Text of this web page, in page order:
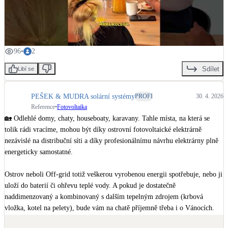
💛 Jsme PEŠEK & MUDRA. Vaše cesta k energetické svobodě.
Tým nadšenců do fotovoltaiky a energetiky. Postavíme vám hybridní
fotovoltaický systém, abyste ušetřili na energiích a byli co nejvíce
soběstační.
Vyrábějte s námi vlastní elektřinu s nejlepšími technologiemi na trhu. Naše
řešení na klíč získáte rychle, profesionálně a včetně vyřízení státní podpory.
#pesekmudra #pesekmudrafve #menice #victronenergy
#victronenergyinverter #multiplus #multiplusii #solarnienergie
#solarenergy #solarnisystemy #fotovoltaika #fotovoltaicsystem
#fotovoltaickaelektrarna
#nzulight #stridac #chytrerizeni #regulator #plc Unipi Technology Victron
Energy B.V.
https://open.spotify.com/episode/6awHcb4FysNt0W74xeO42e?s
i=EaflhTrCQ1qbIk3e9z5PQA
🟡 Zjistili jste něco nového? Nezapomeňte mrknout na recenze na našem
profilu a sledovat nás na sociálních sítích, ať vám neunikne žádná novinka
ze světa fotovoltaiky.
-----------------
💛 Jsme PEŠEK & MUDRA. Vaše cesta k energetické svobodě.
Tým nadšenců do fotovoltaiky a energetiky. Postavíme vám hybridní
fotovoltaický systém, abyste ušetřili na energiích a byli co nejvíce
soběstační.
Vyrábějte s námi vlastní elektřinu s nejlepšími technologiemi na trhu. Naše
řešení na klíč získáte rychle, profesionálně a včetně vyřízení státní podpory.
#pesekmudra #pesekmudrafve #menice #victronenergy
96• 2
Libí se Sdílet
PEŠEK & MUDRA solární systémyPROFI
30. 4. 2026
Reference•Fotovoltaika
🏡 Odlehlé domy, chaty, houseboaty, karavany. Tahle místa, na která se
tolik rádi vracíme, mohou být díky ostrovní fotovoltaické elektrárně
nezávislé na distribuční síti a díky profesionálnímu návrhu elektrárny plně
energeticky samostatné.
Ostrov neboli Off-grid totiž veškerou vyrobenou energii spotřebuje, nebo ji
uloží do baterií či ohřevu teplé vody. A pokud je dostatečně
naddimenzovaný a kombinovaný s dalším tepelným zdrojem (krbová
vložka, kotel na pelety), bude vám na chatě příjemně třeba i o Vánocích.